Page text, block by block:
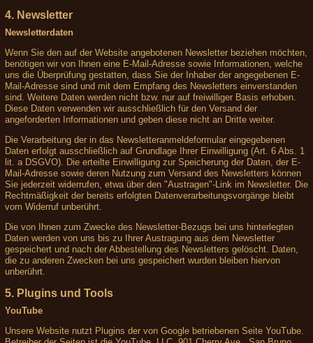
4. Newsletter
Newsletterdaten
Wenn Sie den auf der Website angebotenen Newsletter beziehen möchten,
benötigen wir von Ihnen eine E-Mail-Adresse sowie Informationen, welche
uns die Überprüfung gestatten, dass Sie der Inhaber der angegebenen E-
Mail-Adresse sind und mit dem Empfang des Newsletters einverstanden
sind. Weitere Daten werden nicht bzw. nur auf freiwilliger Basis erhoben.
Diese Daten verwenden wir ausschließlich für den Versand der
angeforderten Informationen und geben diese nicht an Dritte weiter.
Die Verarbeitung der in das Newsletteranmeldeformular eingegebenen
Daten erfolgt ausschließlich auf Grundlage Ihrer Einwilligung (Art. 6 Abs. 1
lit. a DSGVO). Die erteilte Einwilligung zur Speicherung der Daten, der E-
Mail-Adresse sowie deren Nutzung zum Versand des Newsletters können
Sie jederzeit widerrufen, etwa über den "Austragen"-Link im Newsletter. Die
Rechtmäßigkeit der bereits erfolgten Datenverarbeitungsvorgänge bleibt
vom Widerruf unberührt.
Die von Ihnen zum Zwecke des Newsletter-Bezugs bei uns hinterlegten
Daten werden von uns bis zu Ihrer Austragung aus dem Newsletter
gespeichert und nach der Abbestellung des Newsletters gelöscht. Daten,
die zu anderen Zwecken bei uns gespeichert wurden bleiben hiervon
unberührt.
5. Plugins und Tools
YouTube
Unsere Website nutzt Plugins der von Google betriebenen Seite YouTube.